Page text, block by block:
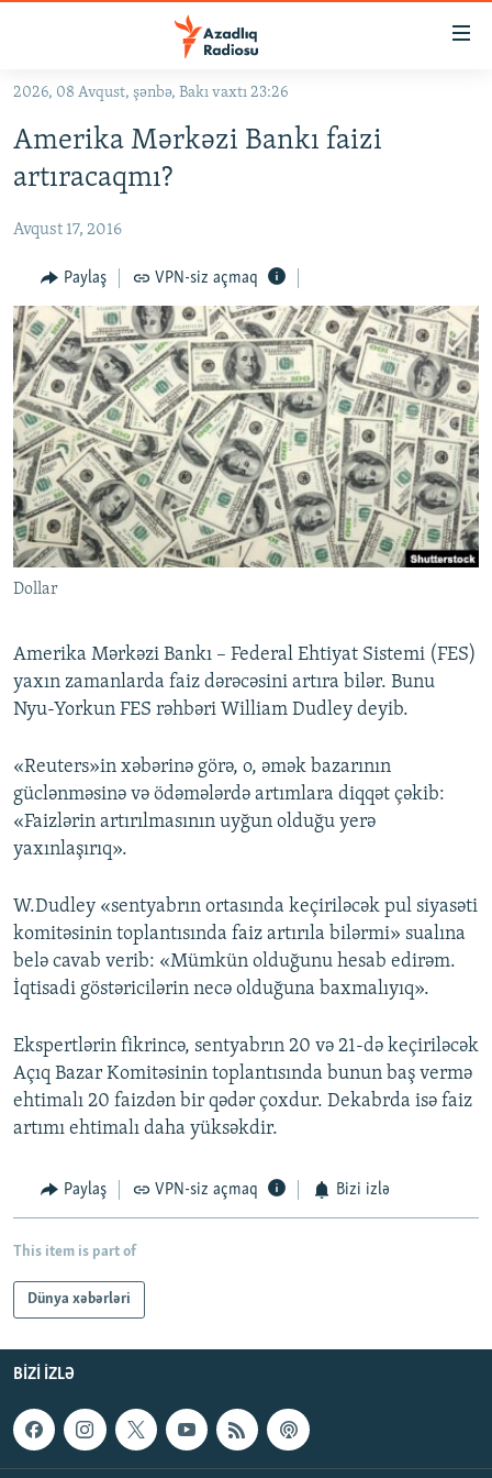
Əsas
qayıt
Əsas
qayıt
KORRUPSIOMETR
#ƏSLINDƏ
FƏRQƏ BAX
QANUNI DOĞRU
ARAŞDIRMA
MULTIMEDIA
VIDEO
FOTOQALEREYA
İNFOQRAFIKA
KARIKATURA
RADIO ARXIV
OXU ZALI
AZƏRBAYCAN ƏDƏBIYYATI KITABXANASI
İSLAM VƏ DEMOKRATIYA
İZ - MƏDƏNIYYƏT PROQRAMI
HAQQIMIZDA
MISSIYAMIZ
PEŞƏ ETIKASI VƏ JURNALISTIKA STANDARTLARIMIZ
MATERIALLARIMIZDAN ISTIFADƏ
BIZIMLƏ ƏLAQƏ
XƏBƏR BÜLLETENLƏRIMIZ
BIZI IZLƏ
2026, 08 Avqust, şənbə, Bakı vaxtı 23:26
Amerika Mərkəzi Bankı faizi
artıracaqmı?
Avqust 17, 2016
Paylaş VPN-siz açmaq
Dollar
Amerika Mərkəzi Bankı – Federal Ehtiyat Sistemi (FES)
yaxın zamanlarda faiz dərəcəsini artıra bilər. Bunu
Nyu-Yorkun FES rəhbəri William Dudley deyib.
«Reuters»in xəbərinə görə, o, əmək bazarının
güclənməsinə və ödəmələrdə artımlara diqqət çəkib:
«Faizlərin artırılmasının uyğun olduğu yerə
yaxınlaşırıq».
W.Dudley «sentyabrın ortasında keçiriləcək pul siyasəti
komitəsinin toplantısında faiz artırıla bilərmi» sualına
belə cavab verib: «Mümkün olduğunu hesab edirəm.
İqtisadi göstəricilərin necə olduğuna baxmalıyıq».
Ekspertlərin fikrincə, sentyabrın 20 və 21-də keçiriləcək
Açıq Bazar Komitəsinin toplantısında bunun baş vermə
ehtimalı 20 faizdən bir qədər çoxdur. Dekabrda isə faiz
artımı ehtimalı daha yüksəkdir.
Paylaş VPN-siz açmaq Bizi izlə
This item is part of
Dünya xəbərləri
BIZI IZLƏ